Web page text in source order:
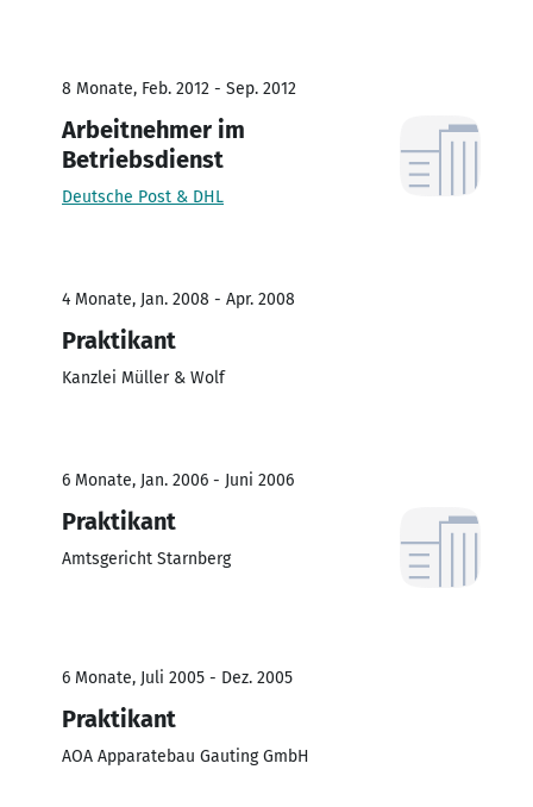
8 Monate, Feb. 2012 - Sep. 2012
Arbeitnehmer im
Betriebsdienst
Deutsche Post & DHL
4 Monate, Jan. 2008 - Apr. 2008
Praktikant
Kanzlei Müller & Wolf
6 Monate, Jan. 2006 - Juni 2006
Praktikant
Amtsgericht Starnberg
6 Monate, Juli 2005 - Dez. 2005
Praktikant
AOA Apparatebau Gauting GmbH